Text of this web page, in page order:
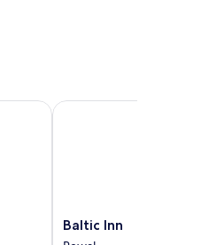
Baltic
Inn
Baltic Inn
Baltic Inn